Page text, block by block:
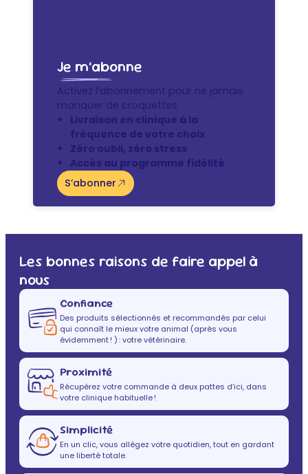
Je m’abonne
Activez l’abonnement pour ne jamais
manquer de croquettes
Livraison en clinique à la
fréquence de votre choix
Zéro oubli, zéro stress
Accès au programme fidélité
S’abonner
Les bonnes raisons de faire appel à
nous
Confiance
Des produits sélectionnés et recommandés par celui
qui connaît le mieux votre animal (après vous
évidemment ! ) : votre vétérinaire.
Proximité
Récupérez votre commande à deux pattes d’ici, dans
votre clinique habituelle !
Simplicité
En un clic, vous allégez votre quotidien, tout en gardant
une liberté totale.